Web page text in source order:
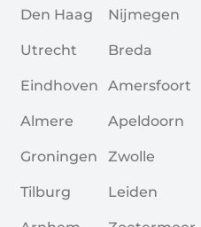
Den Haag
Utrecht
Eindhoven
Almere
Groningen
Tilburg
Nijmegen
Breda
Amersfoort
Apeldoorn
Zwolle
Leiden